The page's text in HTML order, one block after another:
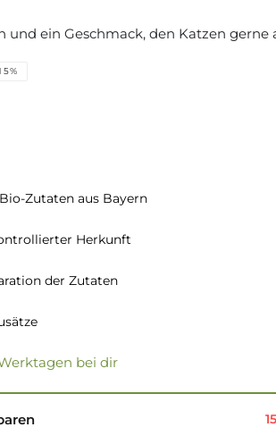
und ein Geschmack, den Katzen gerne
Zutaten aus Bayern
Herkunft
der Zutaten
bei dir